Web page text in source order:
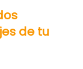
de tu